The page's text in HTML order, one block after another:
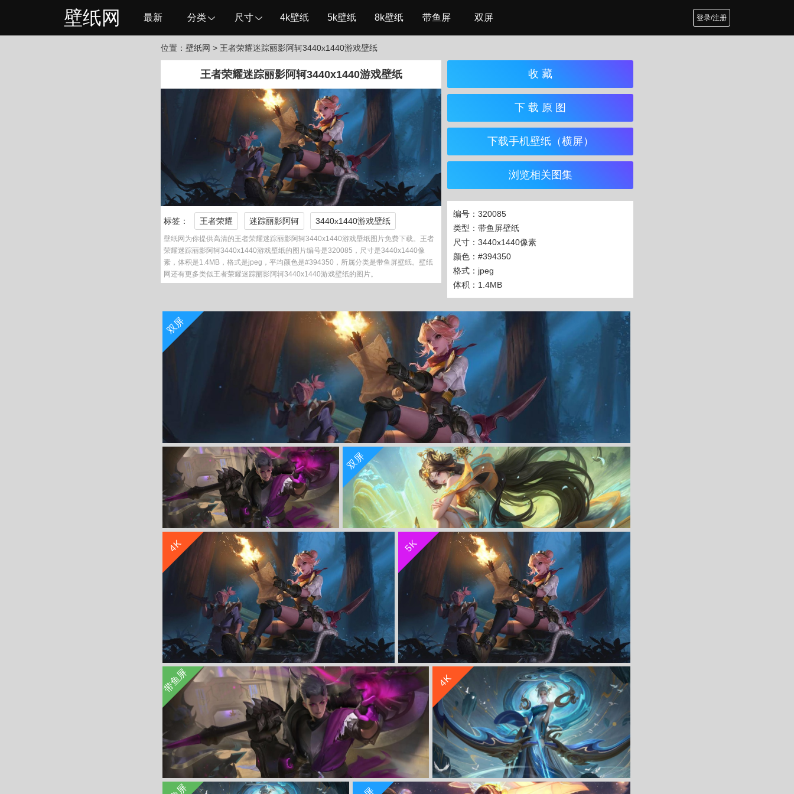
壁纸网 最新 分类 尺寸 4k壁纸 5k壁纸 8k壁纸 带鱼屏 双屏 登录/注册
位置： 壁纸网 > 王者荣耀迷踪丽影阿轲3440x1440游戏壁纸
王者荣耀迷踪丽影阿轲3440x1440游戏壁纸
标签： 王者荣耀 迷踪丽影阿轲 3440x1440游戏壁纸
壁纸网为你提供高清的王者荣耀迷踪丽影阿轲3440x1440游戏壁纸图片免费下载。王者
荣耀迷踪丽影阿轲3440x1440游戏壁纸的图片编号是320085，尺寸是3440x1440像
素，体积是1.4MB，格式是jpeg，平均颜色是#394350，所属分类是带鱼屏壁纸。壁纸
网还有更多类似王者荣耀迷踪丽影阿轲3440x1440游戏壁纸的图片。
收 藏
下 载 原 图
下载手机壁纸（横屏）
浏览相关图集
编号：320085
类型：带鱼屏壁纸
尺寸：3440x1440像素
颜色：#394350
格式：jpeg
体积：1.4MB
双屏
王者荣耀迷踪丽影阿轲5120x1440游戏壁纸
立 即 下 载
收 藏
王者荣耀特工战影狂铁4k游戏壁纸
立 即 下 载
双屏
王者荣耀 漠中幻影 嫦娥 5120x1440游戏双屏壁纸
立 即 下 载
收 藏
4K
迷踪丽影阿轲 王者荣耀4k壁纸3840x2160
立 即 下 载
收 藏
5K
迷踪丽影 阿轲《王者荣耀》4K游戏高清壁纸
立 即 下 载
收 藏
带鱼屏
立 即 下 载
收 藏
4K
立 即 下 载
收 藏
立 即 下 载
收 藏 立 即 下 载
收 藏